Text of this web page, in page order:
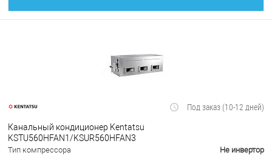
Под заказ (10-12 дней)
Канальный кондиционер Kentatsu
KSTU560HFAN1/KSUR560HFAN3
Тип компрессора
Не инвертор